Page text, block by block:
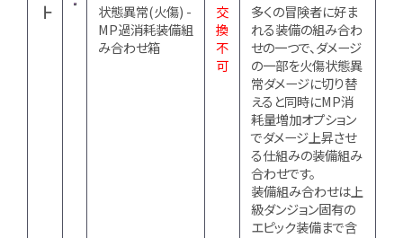
┣
状態異常(火傷) -
MP過消耗装備組
み合わせ箱
交
換
不
可
多くの冒険者に好ま
れる装備の組み合わ
せの一つで、ダメージ
の一部を火傷状態異
常ダメージに切り替
えると同時にMP消
耗量増加オプション
でダメージ上昇させ
る仕組みの装備組み
合わせです。
装備組み合わせは上
級ダンジョン固有の
エピック装備まで含